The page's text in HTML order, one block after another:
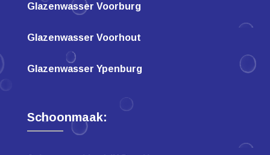
Glazenwasser Voorburg
Glazenwasser Voorhout
Glazenwasser Ypenburg
Schoonmaak: